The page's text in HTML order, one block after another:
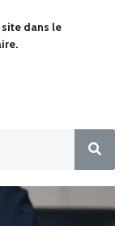
dans le